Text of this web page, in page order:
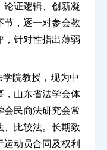
论证逻辑、创新凝
节，逐一对参会教
，针对性指出薄弱
学院教授，现为中
，山东省法学会体
会民商法研究会常
、比较法。长期致
动员合同及权利